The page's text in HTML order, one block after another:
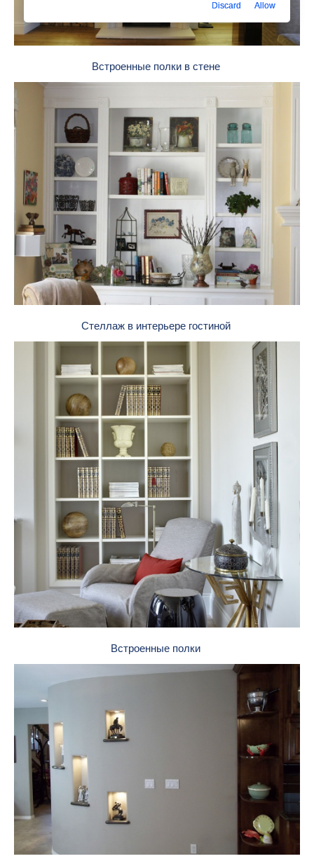
Встроенные полки в стене
Стеллаж в интерьере гостиной
Встроенные полки
Discard Allow